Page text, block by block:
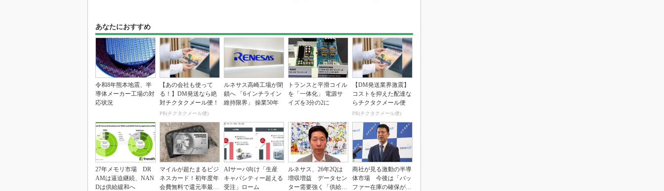
あなたにおすすめ
令和8年熊本地震、半
導体メーカー工場の対
応状況
【あの会社も使って
る！】DM発送なら絶
対チクタクメール便！
PR(チクタクメール便)
ルネサス高崎工場が閉
鎖へ 「6インチライン
維持限界」 操業50年
トランスと平滑コイル
を「一体化」 電源サ
イズを3分の2に
【DM発送業界激震】
コストを抑えた配達な
らチクタクメール便
PR(チクタクメール便)
27年メモリ市場 DR
AMは逼迫継続、NAN
Dは供給緩和へ
マイルが超たまるビジ
ネスカード！初年度年
会費無料で還元率最大
AIサーバ向け「生産
キャパシティー超える
受注」ローム
ルネサス、26年2Qは
増収増益 データセン
ター需要強く「供給は
商社が見る激動の半導
体市場 今後は「バッ
ファー在庫の確保が重